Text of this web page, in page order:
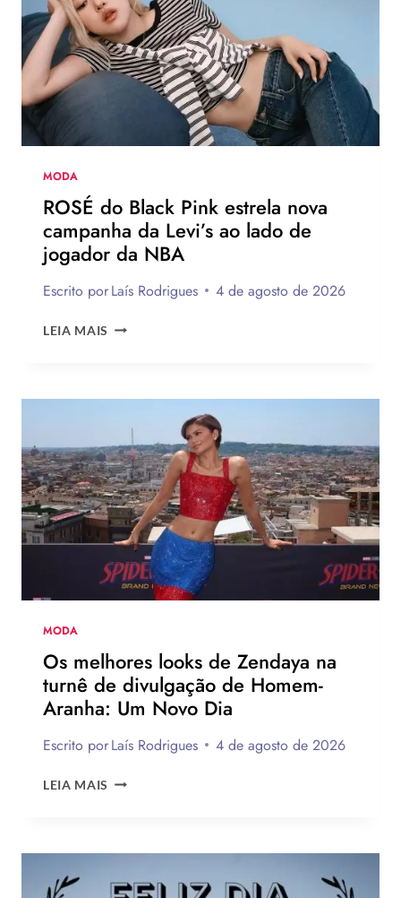
QUE
DEVEM
CHEGAR
AO
MODA
ROSÉ do Black Pink estrela nova
campanha da Levi’s ao lado de
jogador da NBA
Escrito porLaís Rodrigues 4 de agosto de 2026
LEIA MAIS ROSÉ
ESTRELA
CAMPANHA
DA
LEVI’S
AO
LADO
DE
JOGADOR
DA
NBA
MODA
Os melhores looks de Zendaya na
turnê de divulgação de Homem-
Aranha: Um Novo Dia
Escrito porLaís Rodrigues 4 de agosto de 2026
LEIA MAIS OS
ZENDAYA
TURNÊ